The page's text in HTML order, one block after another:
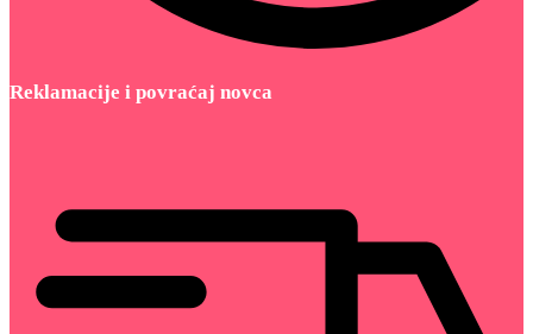
Reklamacije i povraćaj novca